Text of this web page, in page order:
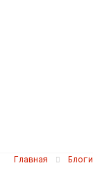
Главная Блоги